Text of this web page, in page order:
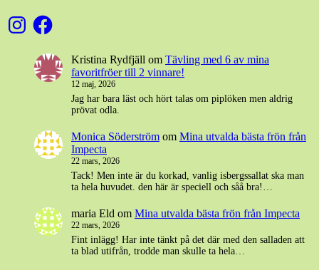
InstagramFacebook
Kristina Rydfjäll om Tävling med 6 av mina
favoritfröer till 2 vinnare!
12 maj, 2026
Jag har bara läst och hört talas om piplöken men aldrig
prövat odla.
Monica Söderström om Mina utvalda bästa frön från
Impecta
22 mars, 2026
Tack! Men inte är du korkad, vanlig isbergssallat ska man
ta hela huvudet. den här är speciell och såå bra!…
maria Eld om Mina utvalda bästa frön från Impecta
22 mars, 2026
Fint inlägg! Har inte tänkt på det där med den salladen att
ta blad utifrån, trodde man skulle ta hela…